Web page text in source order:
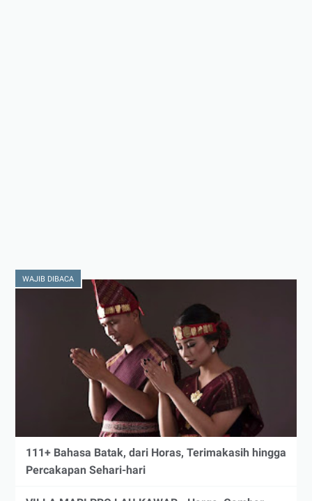
WAJIB DIBACA
111+ Bahasa Batak, dari Horas, Terimakasih hingga
Percakapan Sehari-hari